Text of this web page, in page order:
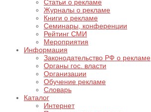
Статьи о рекламе
Журналы о рекламе
Книги о рекламе
Семинары, конференции
Рейтинг СМИ
Мероприятия
Информация
Законодательство РФ о рекламе
Органы гос. власти
Организации
Обучение рекламе
Словарь
Каталог
Интернет